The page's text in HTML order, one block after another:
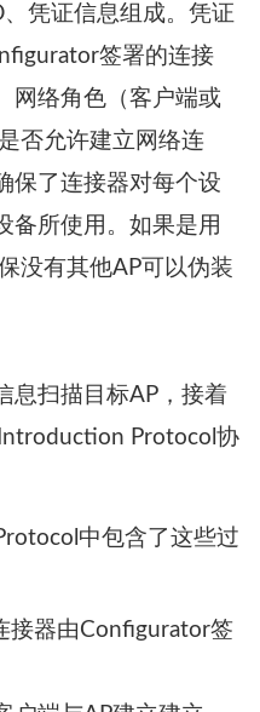
DPP认证协议来建立
中获得配置信
成为AP。该配置信息
凭证信息组成。凭证
签署的连接
络角色（客户端或
否允许建立网络连
保了连接器对每个设
备所使用。如果是用
没有其他AP可以伪装